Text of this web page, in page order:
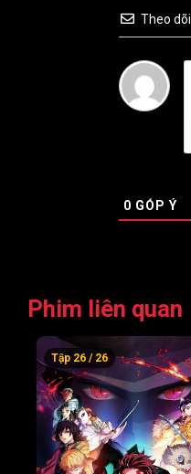
Theo dõi
0 GÓP Ý
Phim liên quan
Tập 26 / 26